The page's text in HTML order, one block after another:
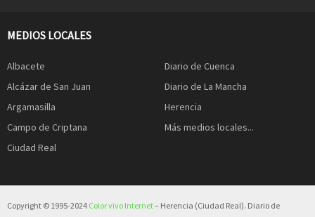
MEDIOS LOCALES
Albacete
Alcázar de San Juan
Argamasilla
Campo de Criptana
Ciudad Real
Diario de Cuenca
Diario de La Mancha
Herencia
Más medios locales...
Copyright © 1995-2024 Color vivo Internet– Herencia (Ciudad Real). Diario de